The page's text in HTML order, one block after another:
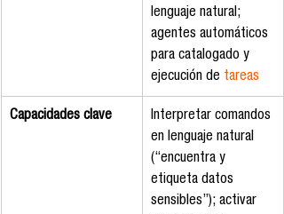
lenguaje natural;
agentes automáticos
para catalogado y
ejecución de tareas
Capacidades clave
Interpretar comandos
en lenguaje natural
(“encuentra y
etiqueta datos
sensibles”); activar